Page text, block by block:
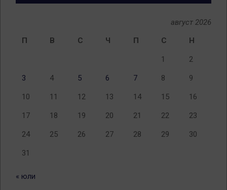
август 2026
П
В С Ч П С Н
1 2
3 4 5 6 7 8 9
10 11 12 13 14 15 16
17 18 19 20 21 22 23
24 25 26 27 28 29 30
31
« юли